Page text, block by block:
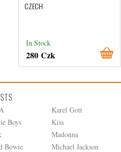
CZECH
In Stock
280 Czk
Boys
Bowie
Karel Gott
Kiss
Madonna
Michael Jackson